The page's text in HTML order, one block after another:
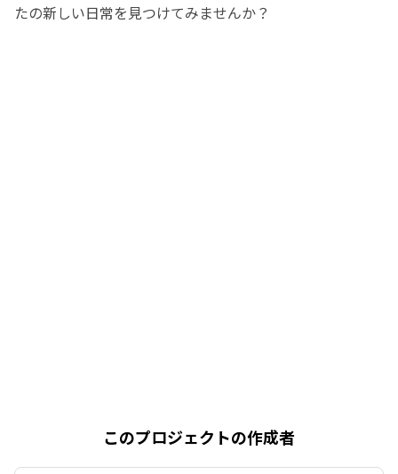
たの新しい日常を見つけてみませんか？
このプロジェクトの作成者